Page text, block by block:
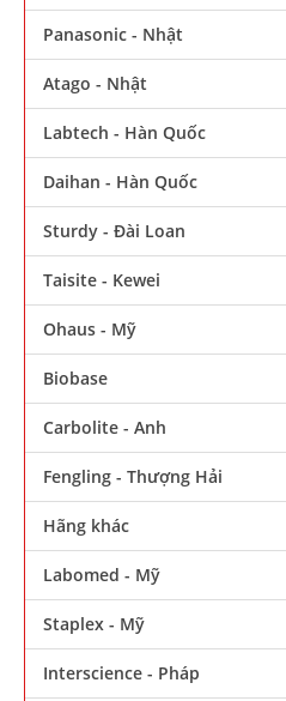
Panasonic - Nhật
Atago - Nhật
Labtech - Hàn Quốc
Daihan - Hàn Quốc
Sturdy - Đài Loan
Taisite - Kewei
Ohaus - Mỹ
Biobase
Carbolite - Anh
Fengling - Thượng Hải
Hãng khác
Labomed - Mỹ
Staplex - Mỹ
Interscience - Pháp